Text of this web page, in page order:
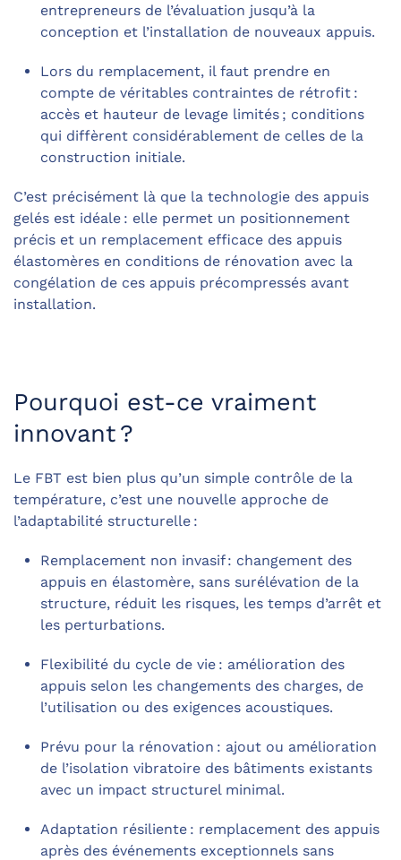
entrepreneurs de l’évaluation jusqu’à la
conception et l’installation de nouveaux appuis.
Lors du remplacement, il faut prendre en
compte de véritables contraintes de rétrofit :
accès et hauteur de levage limités ; conditions
qui diffèrent considérablement de celles de la
construction initiale.
C’est précisément là que la technologie des appuis
gelés est idéale : elle permet un positionnement
précis et un remplacement efficace des appuis
élastomères en conditions de rénovation avec la
congélation de ces appuis précompressés avant
installation.
Pourquoi est-ce vraiment
innovant ?
Le FBT est bien plus qu’un simple contrôle de la
température, c’est une nouvelle approche de
l’adaptabilité structurelle :
Remplacement non invasif : changement des
appuis en élastomère, sans surélévation de la
structure, réduit les risques, les temps d’arrêt et
les perturbations.
Flexibilité du cycle de vie : amélioration des
appuis selon les changements des charges, de
l’utilisation ou des exigences acoustiques.
Prévu pour la rénovation : ajout ou amélioration
de l’isolation vibratoire des bâtiments existants
avec un impact structurel minimal.
Adaptation résiliente : remplacement des appuis
après des événements exceptionnels sans